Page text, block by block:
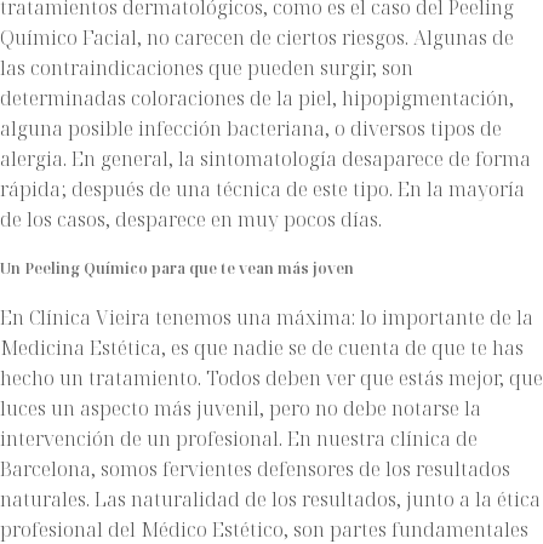
tratamientos dermatológicos, como es el caso del Peeling
Químico Facial, no carecen de ciertos riesgos. Algunas de
las contraindicaciones que pueden surgir, son
determinadas coloraciones de la piel, hipopigmentación,
alguna posible infección bacteriana, o diversos tipos de
alergia. En general, la sintomatología desaparece de forma
rápida; después de una técnica de este tipo. En la mayoría
de los casos, desparece en muy pocos días.
Un Peeling Químico para que te vean más joven
En Clínica Vieira tenemos una máxima: lo importante de la
Medicina Estética, es que nadie se de cuenta de que te has
hecho un tratamiento. Todos deben ver que estás mejor, que
luces un aspecto más juvenil, pero no debe notarse la
intervención de un profesional. En nuestra clínica de
Barcelona, somos fervientes defensores de los resultados
naturales. Las naturalidad de los resultados, junto a la ética
profesional del Médico Estético, son partes fundamentales